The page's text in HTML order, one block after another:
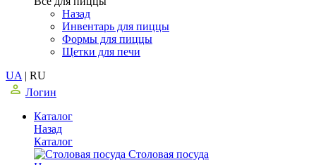
Назад
Инвентарь для пиццы
Формы для пиццы
Щетки для печи
UA | RU
Логин
Каталог
Назад
Каталог
Столовая посуда